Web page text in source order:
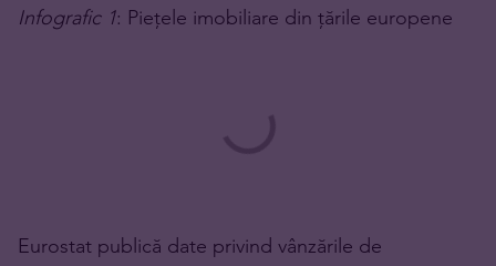
Infografic 1: Piețele imobiliare din țările europene
Eurostat publică date privind vânzările de